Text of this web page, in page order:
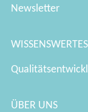
Newsletter
WISSENSWERTES
ÜBER UNS